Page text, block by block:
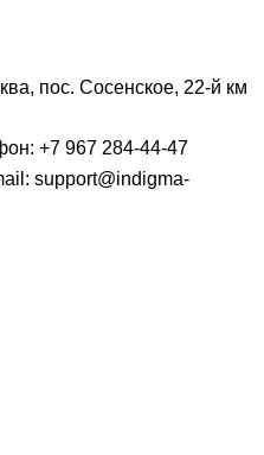
пос. Сосенское, 22-й км
+7 967 284-44-47
support@indigma-